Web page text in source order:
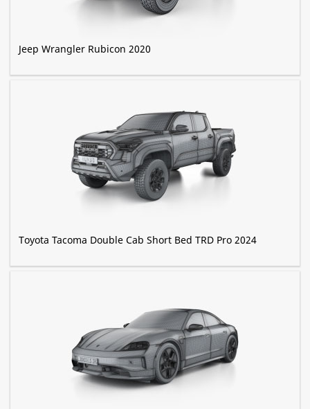
Jeep Wrangler Rubicon 2020
Toyota Tacoma Double Cab Short Bed TRD Pro 2024